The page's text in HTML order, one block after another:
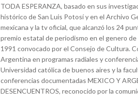
TODA ESPERANZA, basado en sus
histórico de San Luis Potosí y en el Archivo
mexicana y la tv oficial, que alcanzó los 24
premio estatal de periodismo en el genero
1991 convocado por el Consejo de Cultura.
Argentina en programas radiales y
Universidad católica de buenos aires y la
conferencias documentadas MEXICO Y
DESENCUENTROS, reconocido por la